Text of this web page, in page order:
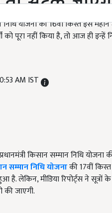
निधि योजना की 16वीं किस्त इस
पूरा नहीं किया है, तो आज ही इन्हें
AM IST
किसान सम्मान निधि
सम्मान निधि योजनाकी 17वीं
लेकिन, मीडिया रिपोर्ट्स ने
की जाएगी.